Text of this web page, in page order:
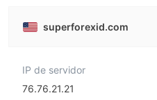
superforexid.com
IP de servidor
76.76.21.21